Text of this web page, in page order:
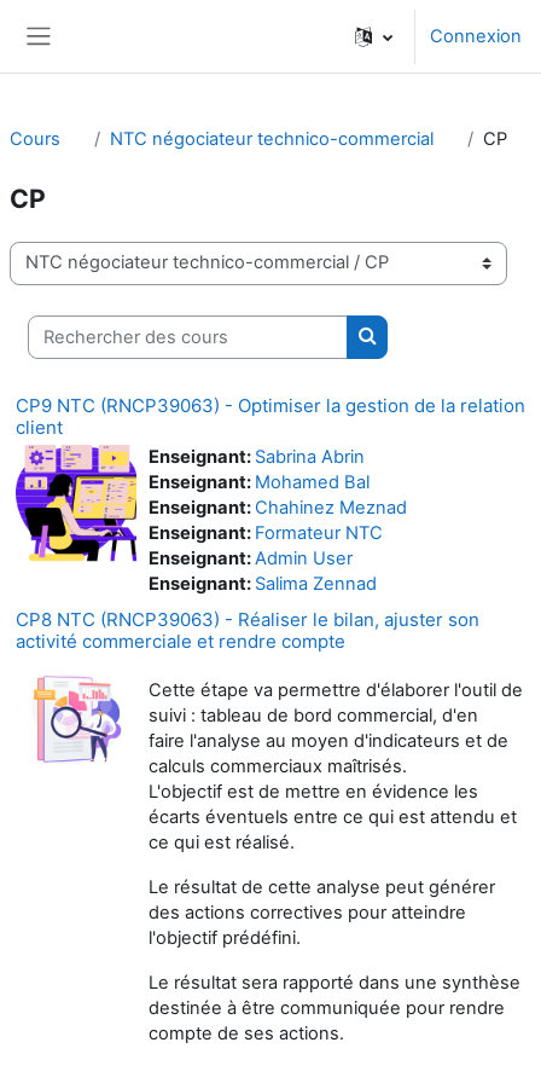
Connexion
Cours NTC négociateur technico-commercial CP
CP
Catégories de cours
Rechercher des cours
Rechercher des
CP9 NTC (RNCP39063) - Optimiser la gestion de la relation
client
Enseignant: Sabrina Abrin
Enseignant: Mohamed Bal
Enseignant:Chahinez Meznad
Enseignant: Formateur NTC
Enseignant:Admin User
Enseignant: Salima Zennad
CP8 NTC (RNCP39063) - Réaliser le bilan, ajuster son
activité commerciale et rendre compte
Cette étape va permettre d'élaborer l'outil de
suivi : tableau de bord commercial, d'en
faire l'analyse au moyen d'indicateurs et de
calculs commerciaux maîtrisés.
L'objectif est de mettre en évidence les
écarts éventuels entre ce qui est attendu et
ce qui est réalisé.
Le résultat de cette analyse peut générer
des actions correctives pour atteindre
l'objectif prédéfini.
Le résultat sera rapporté dans une synthèse
destinée à être communiquée pour rendre
compte de ses actions.